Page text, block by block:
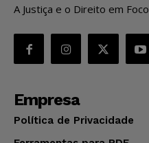
A Justiça e o Direito em Foco
Empresa
Política de Privacidade